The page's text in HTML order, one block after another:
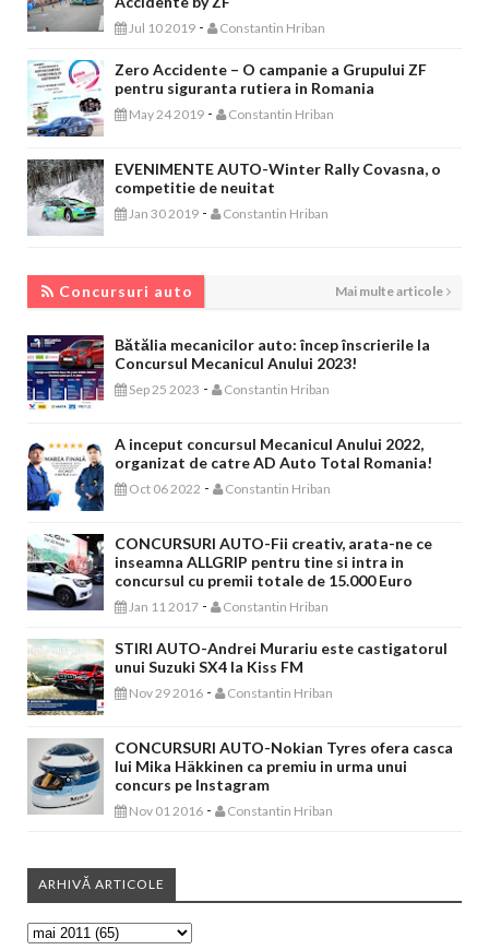
Jul 10 2019 - Constantin Hriban
Zero Accidente – O campanie a Grupului ZF
pentru siguranta rutiera in Romania
May 24 2019 - Constantin Hriban
EVENIMENTE AUTO-Winter Rally Covasna, o
competitie de neuitat
Jan 30 2019 - Constantin Hriban
Concursuri auto Mai multe articole
Bătălia mecanicilor auto: încep înscrierile la
Concursul Mecanicul Anului 2023!
Sep 25 2023 - Constantin Hriban
A inceput concursul Mecanicul Anului 2022,
organizat de catre AD Auto Total Romania!
Oct 06 2022 - Constantin Hriban
CONCURSURI AUTO-Fii creativ, arata-ne ce
inseamna ALLGRIP pentru tine si intra in
concursul cu premii totale de 15.000 Euro
Jan 11 2017 - Constantin Hriban
STIRI AUTO-Andrei Murariu este castigatorul
unui Suzuki SX4 la Kiss FM
Nov 29 2016 - Constantin Hriban
CONCURSURI AUTO-Nokian Tyres ofera casca
lui Mika Häkkinen ca premiu in urma unui
concurs pe Instagram
Nov 01 2016 - Constantin Hriban
ARHIVĂ ARTICOLE